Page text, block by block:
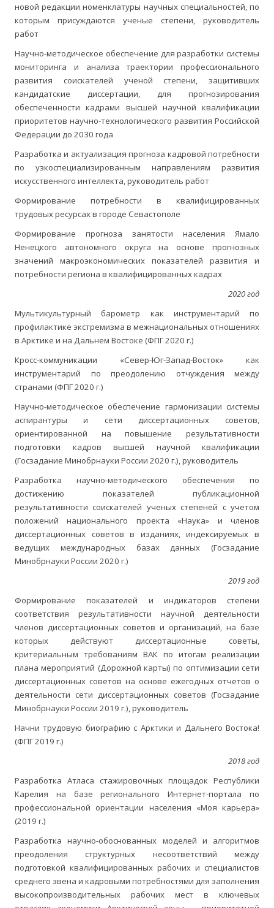
новой редакции номенклатуры научных специальностей, по
которым присуждаются ученые степени, руководитель
работ
Научно-методическое обеспечение для разработки системы
мониторинга и анализа траектории профессионального
развития соискателей ученой степени, защитивших
кандидатские диссертации, для прогнозирования
обеспеченности кадрами высшей научной квалификации
приоритетов научно-технологического развития Российской
Федерации до 2030 года
Разработка и актуализация прогноза кадровой потребности
по узкоспециализированным направлениям развития
искусственного интеллекта, руководитель работ
Формирование потребности в квалифицированных
трудовых ресурсах в городе Севастополе
Формирование прогноза занятости населения Ямало
Ненецкого автономного округа на основе прогнозных
значений макроэкономических показателей развития и
потребности региона в квалифицированных кадрах
2020 год
Мультикультурный барометр как инструментарий по
профилактике экстремизма в межнациональных отношениях
в Арктике и на Дальнем Востоке (ФПГ 2020 г.)
Кросс-коммуникации «Север-Юг-Запад-Восток» как
инструментарий по преодолению отчуждения между
странами (ФПГ 2020 г.)
Научно-методическое обеспечение гармонизации системы
аспирантуры и сети диссертационных советов,
ориентированной на повышение результативности
подготовки кадров высшей научной квалификации
(Госзадание Минобрнауки России 2020 г.), руководитель
Разработка научно-методического обеспечения по
достижению показателей публикационной
результативности соискателей ученых степеней с учетом
положений национального проекта «Наука» и членов
диссертационных советов в изданиях, индексируемых в
ведущих международных базах данных (Госзадание
Минобрнауки России 2020 г.)
2019 год
Формирование показателей и индикаторов степени
соответствия результативности научной деятельности
членов диссертационных советов и организаций, на базе
которых действуют диссертационные советы,
критериальным требованиям ВАК по итогам реализации
плана мероприятий (Дорожной карты) по оптимизации сети
диссертационных советов на основе ежегодных отчетов о
деятельности сети диссертационных советов (Госзадание
Минобрнауки России 2019 г.), руководитель
Начни трудовую биографию с Арктики и Дальнего Востока!
(ФПГ 2019 г.)
2018 год
Разработка Атласа стажировочных площадок Республики
Карелия на базе регионального Интернет-портала по
профессиональной ориентации населения «Моя карьера»
(2019 г.)
Разработка научно-обоснованных моделей и алгоритмов
преодоления структурных несоответствий между
подготовкой квалифицированных рабочих и специалистов
среднего звена и кадровыми потребностями для заполнения
высокопроизводительных рабочих мест в ключевых